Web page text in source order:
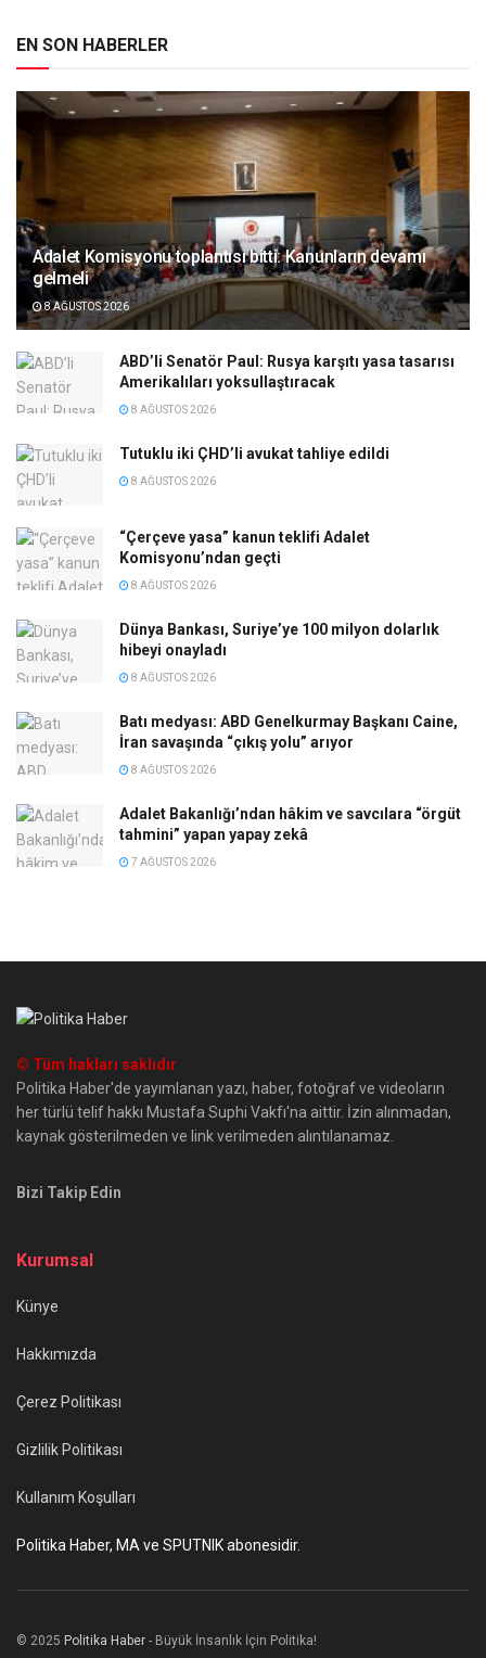
EN SON HABERLER
Adalet Komisyonu toplantısı bitti: Kanunların devamı
gelmeli
8 AĞUSTOS 2026
ABD’li Senatör Paul: Rusya karşıtı yasa tasarısı
Amerikalıları yoksullaştıracak
8 AĞUSTOS 2026
Tutuklu iki ÇHD’li avukat tahliye edildi
8 AĞUSTOS 2026
“Çerçeve yasa” kanun teklifi Adalet
Komisyonu’ndan geçti
8 AĞUSTOS 2026
Dünya Bankası, Suriye’ye 100 milyon dolarlık
hibeyi onayladı
8 AĞUSTOS 2026
Batı medyası: ABD Genelkurmay Başkanı Caine,
İran savaşında “çıkış yolu” arıyor
8 AĞUSTOS 2026
Adalet Bakanlığı’ndan hâkim ve savcılara “örgüt
tahmini” yapan yapay zekâ
7 AĞUSTOS 2026
© Tüm hakları saklıdır
Politika Haber'de yayımlanan yazı, haber, fotoğraf ve videoların
her türlü telif hakkı Mustafa Suphi Vakfı'na aittir. İzin alınmadan,
kaynak gösterilmeden ve link verilmeden alıntılanamaz.
Bizi Takip Edin
Kurumsal
Künye
Hakkımızda
Çerez Politikası
Gizlilik Politikası
Kullanım Koşulları
Politika Haber, MA ve SPUTNIK abonesidir.
© 2025 Politika Haber - Büyük İnsanlık İçin Politika!